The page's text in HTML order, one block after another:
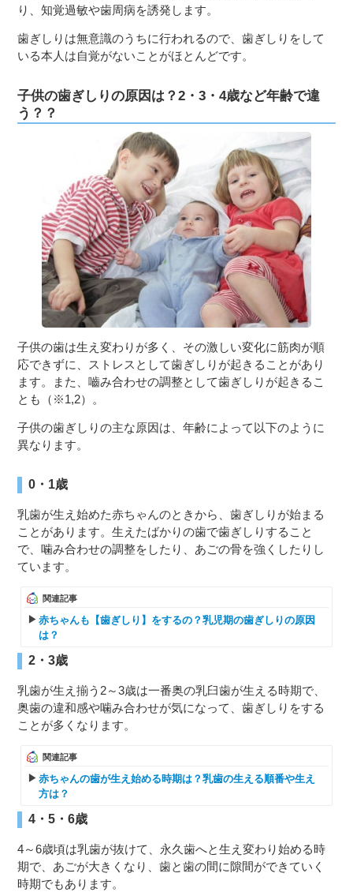
り、知覚過敏や歯周病を誘発します。
歯ぎしりは無意識のうちに行われるので、歯ぎしりをして
いる本人は自覚がないことがほとんどです。
子供の歯ぎしりの原因は？2・3・4歳など年齢で違
う？？
子供の歯は生え変わりが多く、その激しい変化に筋肉が順
応できずに、ストレスとして歯ぎしりが起きることがあり
ます。また、嚙み合わせの調整として歯ぎしりが起きるこ
とも（※1,2）。
子供の歯ぎしりの主な原因は、年齢によって以下のように
異なります。
0・1歳
乳歯が生え始めた赤ちゃんのときから、歯ぎしりが始まる
ことがあります。生えたばかりの歯で歯ぎしりすること
で、噛み合わせの調整をしたり、あごの骨を強くしたりし
ています。
関連記事
赤ちゃんも【歯ぎしり】をするの？乳児期の歯ぎしりの原因
は？
2・3歳
乳歯が生え揃う2～3歳は一番奥の乳臼歯が生える時期で、
奥歯の違和感や噛み合わせが気になって、歯ぎしりをする
ことが多くなります。
関連記事
赤ちゃんの歯が生え始める時期は？乳歯の生える順番や生え
方は？
4・5・6歳
4～6歳頃は乳歯が抜けて、永久歯へと生え変わり始める時
期で、あごが大きくなり、歯と歯の間に隙間ができていく
時期でもあります。